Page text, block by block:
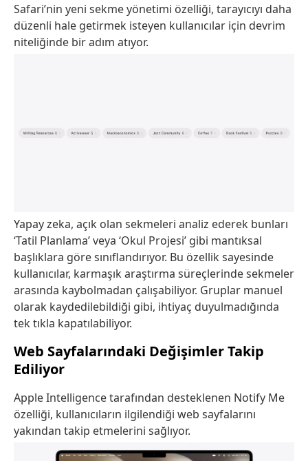
Safari’nin yeni sekme yönetimi özelliği, tarayıcıyı daha
düzenli hale getirmek isteyen kullanıcılar için devrim
niteliğinde bir adım atıyor.
Yapay zeka, açık olan sekmeleri analiz ederek bunları
‘Tatil Planlama’ veya ‘Okul Projesi’ gibi mantıksal
başlıklara göre sınıflandırıyor. Bu özellik sayesinde
kullanıcılar, karmaşık araştırma süreçlerinde sekmeler
arasında kaybolmadan çalışabiliyor. Gruplar manuel
olarak kaydedilebildiği gibi, ihtiyaç duyulmadığında
tek tıkla kapatılabiliyor.
Web Sayfalarındaki Değişimler Takip
Ediliyor
Apple Intelligence tarafından desteklenen Notify Me
özelliği, kullanıcıların ilgilendiği web sayfalarını
yakından takip etmelerini sağlıyor.